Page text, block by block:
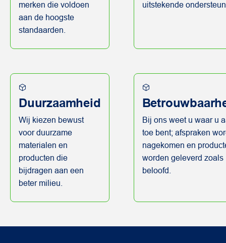
merken die voldoen
aan de hoogste
standaarden.
uitstekende
Duurzaamheid
Wij kiezen bewust
voor duurzame
materialen en
producten die
bijdragen aan een
beter milieu.
Bij ons weet u waar u
toe bent; afspraken
nagekomen en
worden geleverd zoals
beloofd.